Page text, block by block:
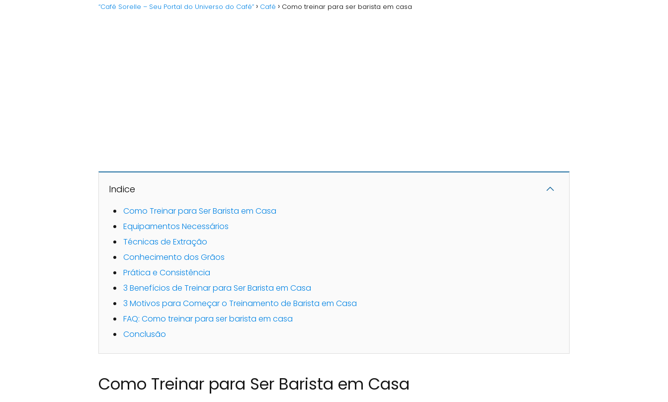
“Café Sorelle – Seu Portal do Universo do Café” Café Como treinar para ser barista em casa
Indice
Como Treinar para Ser Barista em Casa
Equipamentos Necessários
Técnicas de Extração
Conhecimento dos Grãos
Prática e Consistência
3 Benefícios de Treinar para Ser Barista em Casa
3 Motivos para Começar o Treinamento de Barista em Casa
FAQ: Como treinar para ser barista em casa
Conclusão
Como Treinar para Ser Barista em Casa